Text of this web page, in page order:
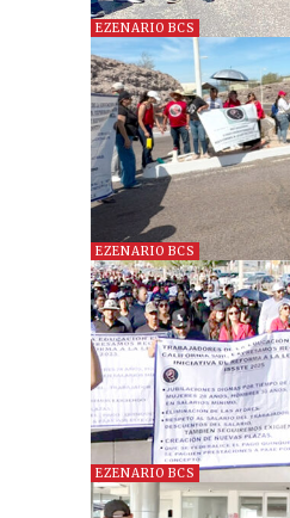
EZENARIO BCS
EZENARIO BCS
EZENARIO BCS